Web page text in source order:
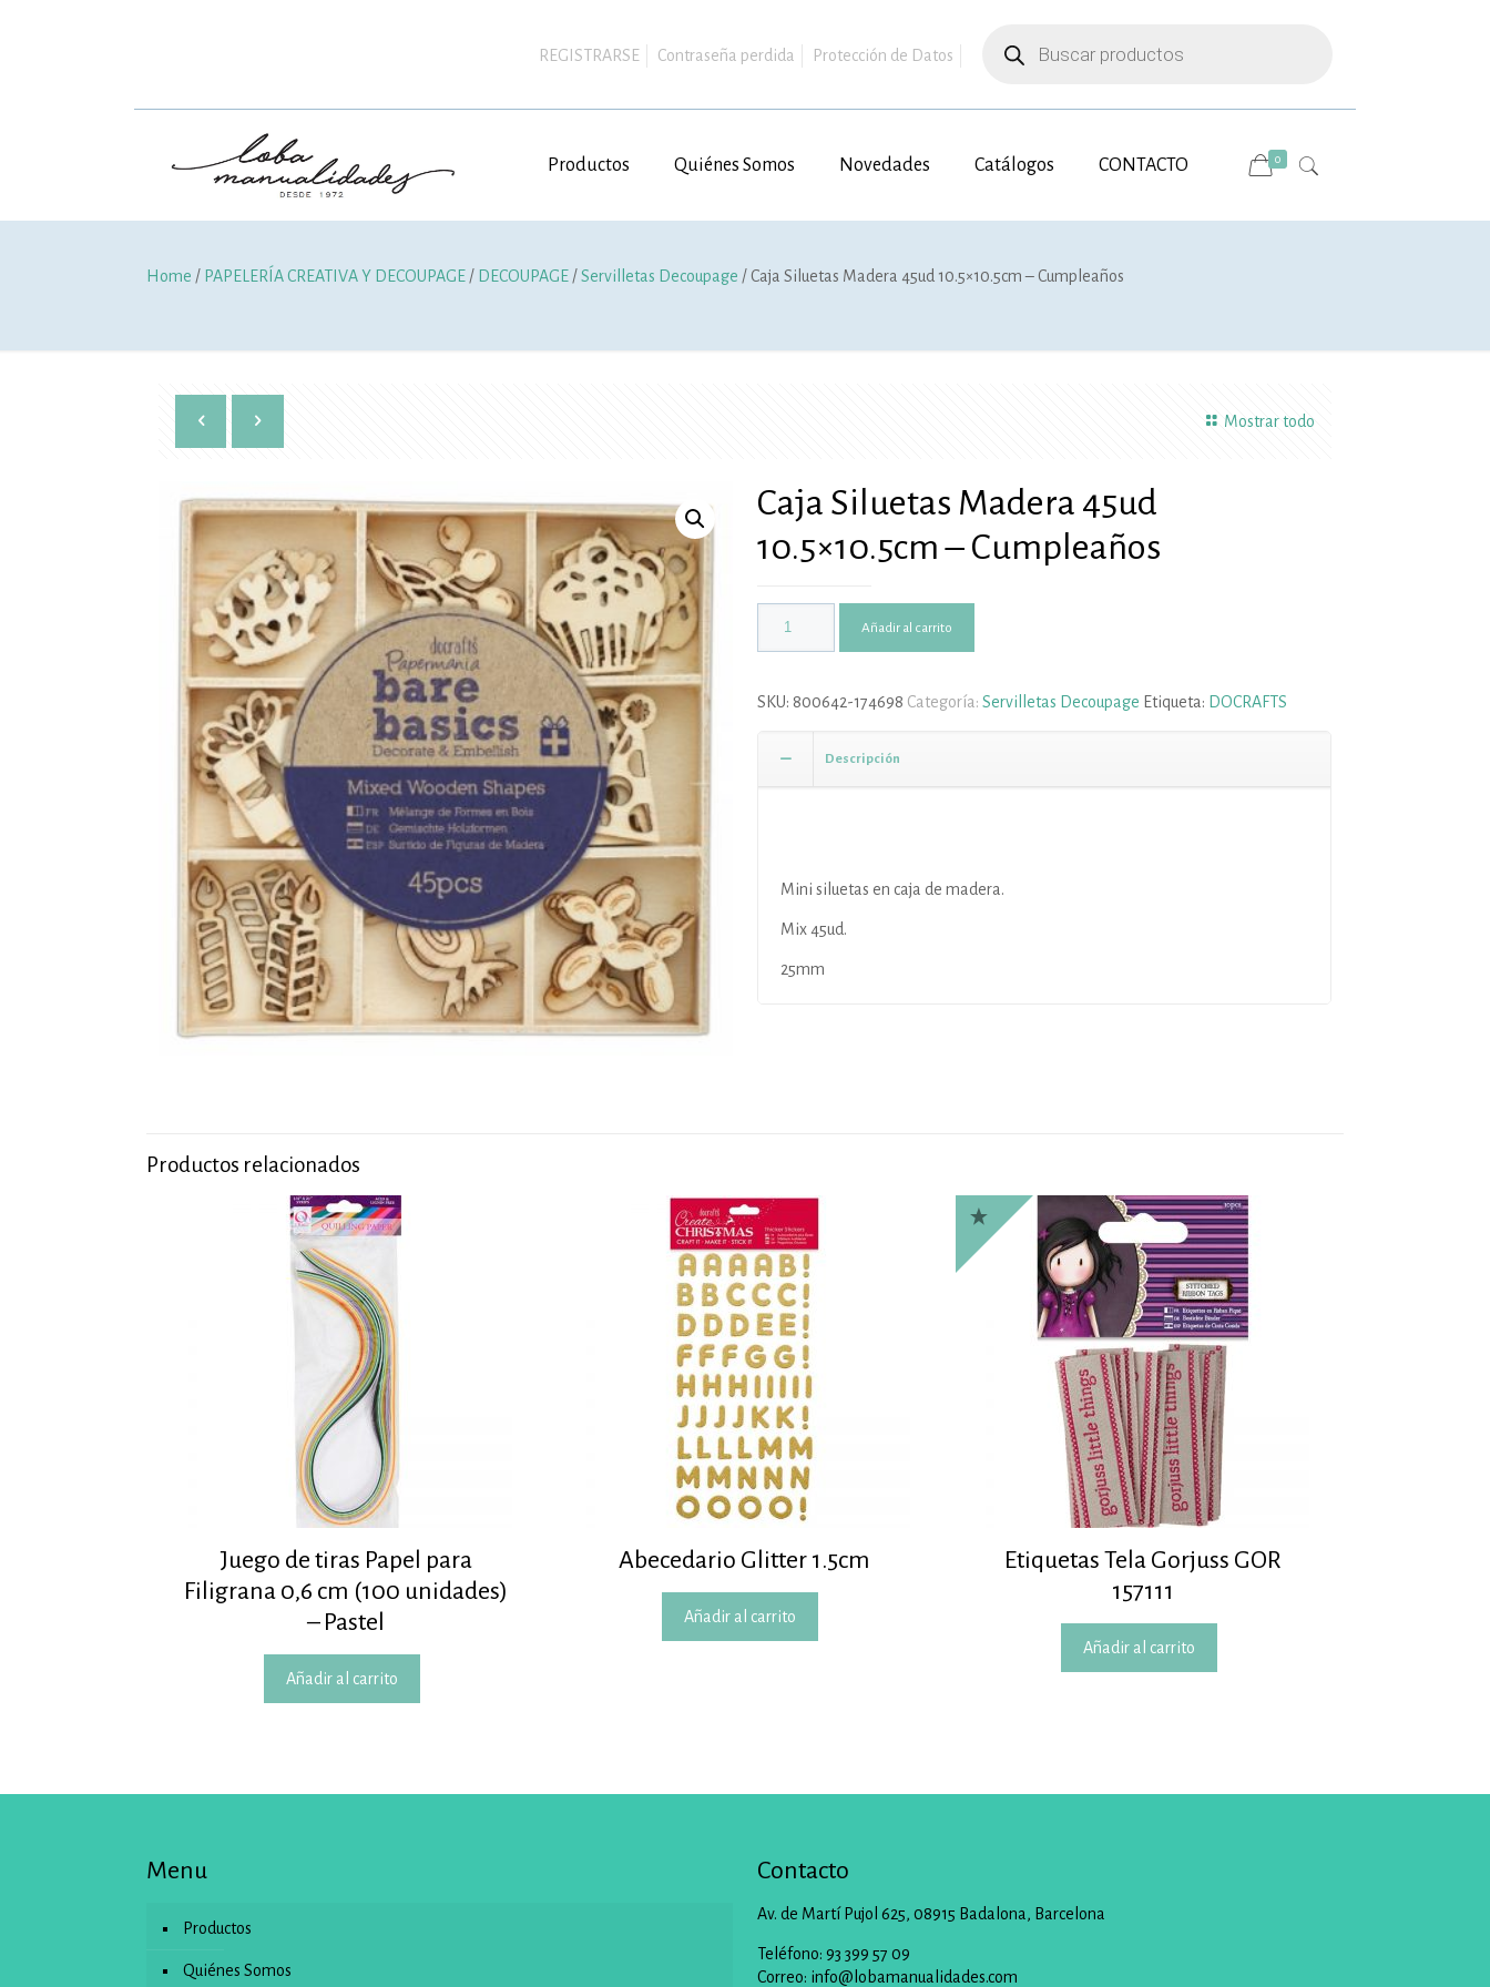
REGISTRARSE Contraseña perdida Protección de Datos
productos
Productos Quiénes Somos Novedades Catálogos CONTACTO 0
Home / PAPELERÍA CREATIVA Y DECOUPAGE / DECOUPAGE /Servilletas Decoupage / Caja Siluetas Madera 45ud 10.5×10.5cm – Cumpleaños
Mostrar todo
Caja Siluetas Madera 45ud
10.5×10.5cm – Cumpleaños
Añadir al carrito
SKU: 800642-174698 Categoría: Servilletas Decoupage Etiqueta: DOCRAFTS
Descripción
Mini siluetas en caja de madera.
Mix 45ud.
25mm
Productos relacionados
Juego de tiras Papel para
Filigrana 0,6 cm (100 unidades)
– Pastel
Añadir al carrito
Abecedario Glitter 1.5cm
Añadir al carrito
Etiquetas Tela Gorjuss GOR
157111
Añadir al carrito
Menu
Productos
Quiénes Somos
Contacto
Av. de Martí Pujol 625, 08915 Badalona, Barcelona
Teléfono: 93 399 57 09
Correo: info@lobamanualidades.com